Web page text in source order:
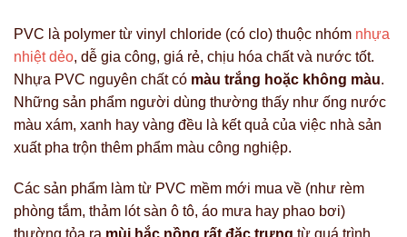
PVC là polymer từ vinyl chloride (có clo) thuộc nhóm nhựa
nhiệt dẻo, dễ gia công, giá rẻ, chịu hóa chất và nước tốt.
Nhựa PVC nguyên chất có màu trắng hoặc không màu.
Những sản phẩm người dùng thường thấy như ống nước
màu xám, xanh hay vàng đều là kết quả của việc nhà sản
xuất pha trộn thêm phẩm màu công nghiệp.
Các sản phẩm làm từ PVC mềm mới mua về (như rèm
phòng tắm, thảm lót sàn ô tô, áo mưa hay phao bơi)